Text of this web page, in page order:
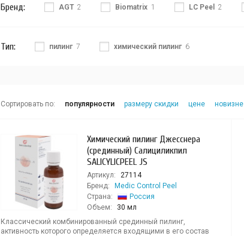
Бренд: AGT 2 Biomatrix 1 LC Peel 2
Тип: пилинг 7 химический пилинг 6
Сортировать по: популярности размеру скидки цене новизне
Химический пилинг Джесснера
(срединный) Салициликпил
SALICYLICPEEL JS
Артикул:
27114
Бренд:
Medic Control Peel
Страна:
Россия
Объем:
30 мл
Классический комбинированный срединный пилинг,
активность которого определяется входящими в его состав